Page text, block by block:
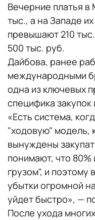
Вечерние платья в
тыс., а на Западе
превышают 210
500 тыс. руб.
Дайбова, ранее
международными
одна из ключевых
специфика
«Есть система,
"ходовую" модель,
вынуждены
понимают, что
грузом", и
убытки огромной
уйдет быстро», —
После ухода